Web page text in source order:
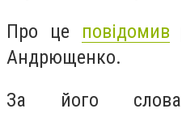
Про це повідомив
Андрющенко.
За його